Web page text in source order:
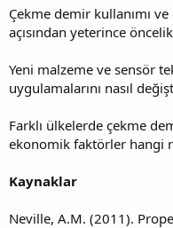
Çekme demir kullanımı
açısından yeterince
Yeni malzeme ve sensör
uygulamalarını nasıl
Farklı ülkelerde çekme
ekonomik faktörler hangi
Kaynaklar
Neville, A.M. (2011).